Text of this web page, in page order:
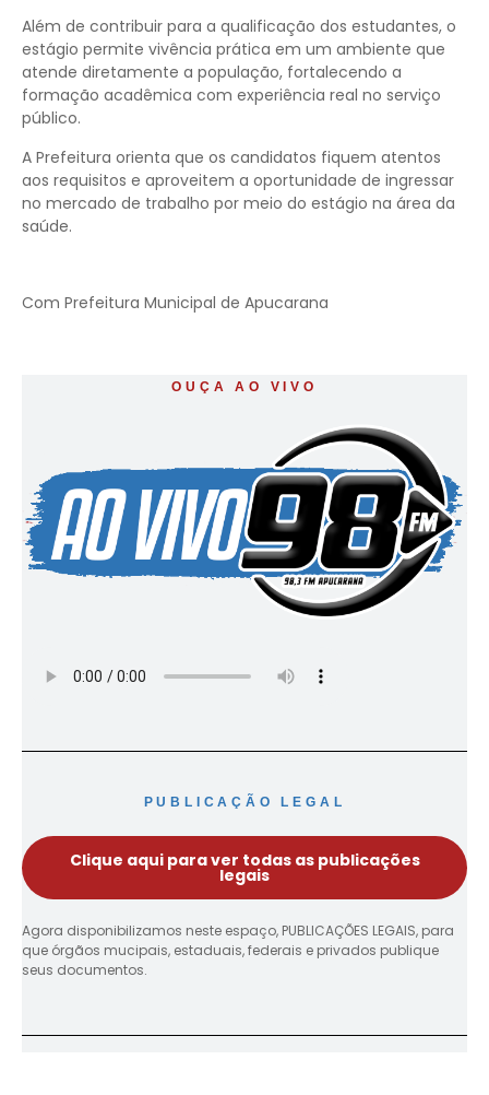
Além de contribuir para a qualificação dos estudantes, o
estágio permite vivência prática em um ambiente que
atende diretamente a população, fortalecendo a
formação acadêmica com experiência real no serviço
público.
A Prefeitura orienta que os candidatos fiquem atentos
aos requisitos e aproveitem a oportunidade de ingressar
no mercado de trabalho por meio do estágio na área da
saúde.
Com Prefeitura Municipal de Apucarana
OUÇA AO VIVO
PUBLICAÇÃO LEGAL
Clique aqui para ver todas as publicações
legais
Agora disponibilizamos neste espaço, PUBLICAÇÕES LEGAIS, para
que órgãos mucipais, estaduais, federais e privados publique
seus documentos.